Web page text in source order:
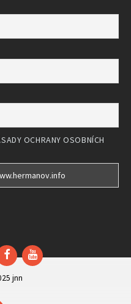
OCHRANY OSOBNÍCH
FacebookYouTube
jnn